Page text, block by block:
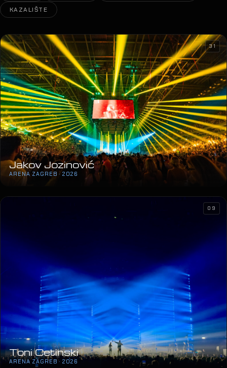
KAZALIŠTE
Jakov Jozinović
ARENA ZAGREB · 2026
31
Toni Cetinski
ARENA ZAGREB · 2026
09